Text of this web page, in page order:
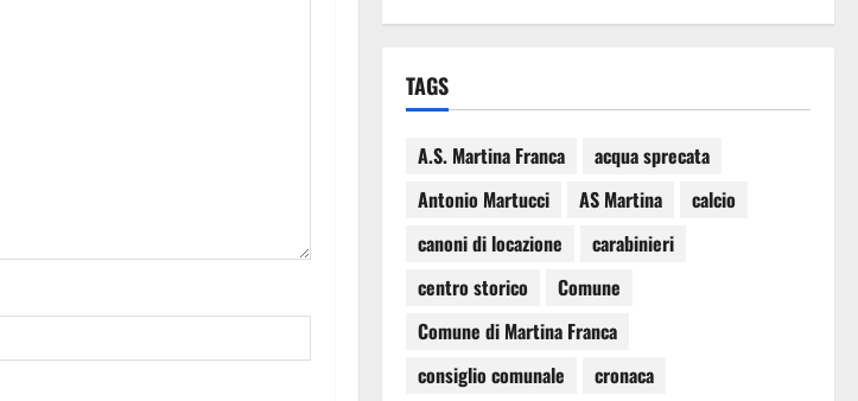
TAGS
A.S. Martina Franca
acqua sprecata
Antonio Martucci
AS Martina
calcio
canoni di locazione
carabinieri
centro storico
Comune
Comune di Martina Franca
consiglio comunale
cronaca